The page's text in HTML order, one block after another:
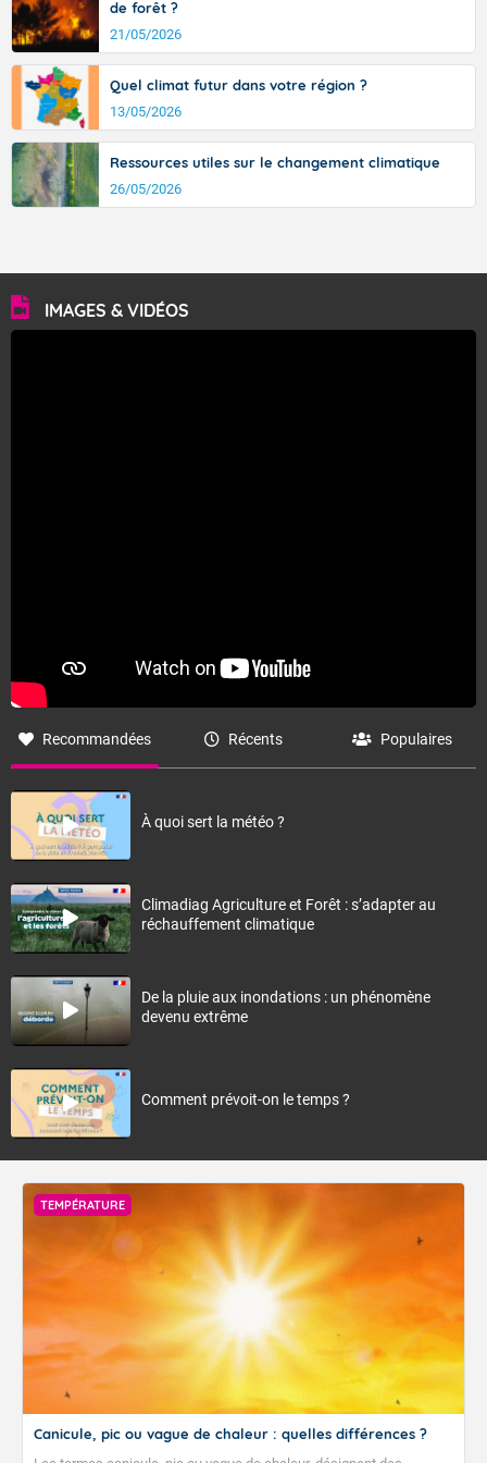
de forêt ?
21/05/2026
Quel climat futur dans votre région ?
13/05/2026
Ressources utiles sur le changement climatique
26/05/2026
IMAGES & VIDÉOS
Recommandées Récents Populaires
À quoi sert la météo ?
Climadiag Agriculture et Forêt : s’adapter au
réchauffement climatique
De la pluie aux inondations : un phénomène
devenu extrême
Comment prévoit-on le temps ?
TEMPÉRATURE
Canicule, pic ou vague de chaleur : quelles différences ?